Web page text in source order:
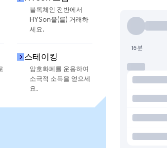
블록체인 전반에서
HYSon을(를) 거래하
세요.
스테이킹
암호화폐를 운용하여
소극적 소득을 얻으세
요.
15분